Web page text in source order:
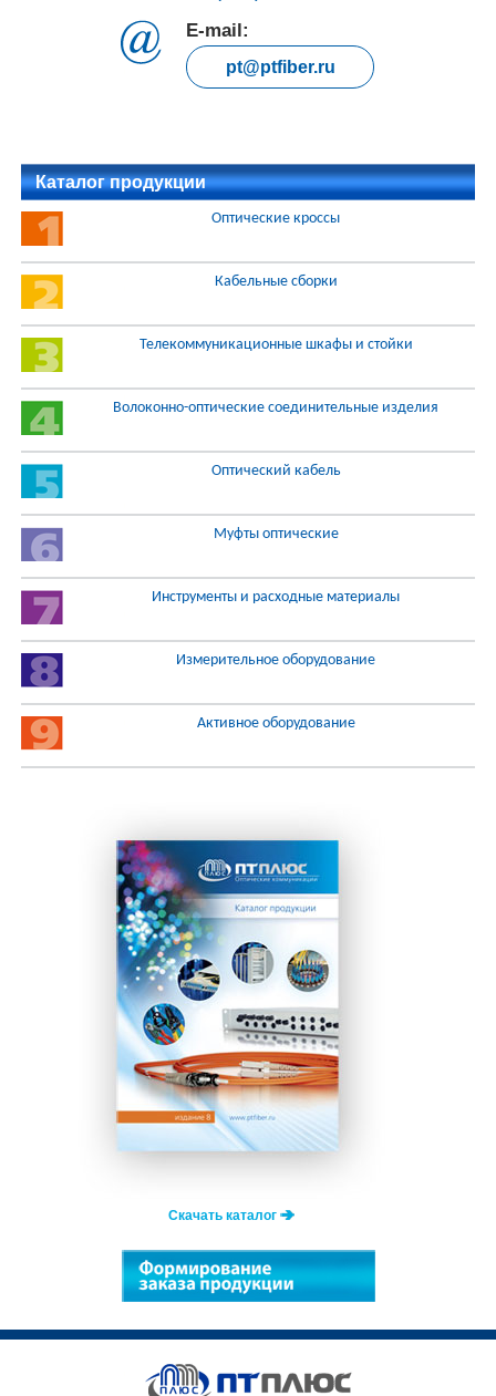
E-mail:
pt@ptfiber.ru
Каталог продукции
Оптические кроссы
Кабельные сборки
Телекоммуникационные шкафы и стойки
Волоконно-оптические соединительные изделия
Оптический кабель
Муфты оптические
Инструменты и расходные материалы
Измерительное оборудование
Активное оборудование
Скачать каталог